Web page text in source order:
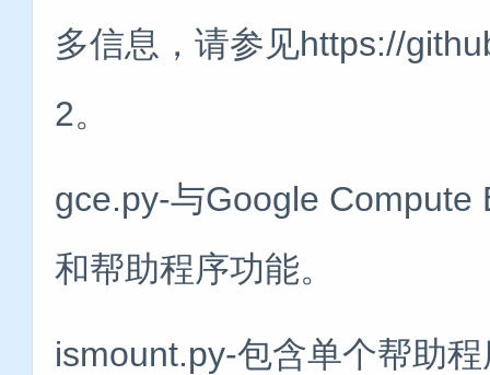
多信息，请参见https://
2。
gce.py-与Google Compute
和帮助程序功能。
ismount.py-包含单个帮助